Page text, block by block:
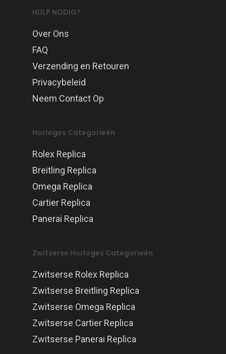
HULP NODIG?
Over Ons
FAQ
Verzending en Retouren
Privacybeleid
Neem Contact Op
Horloges Categorieën
Rolex Replica
Breitling Replica
Omega Replica
Cartier Replica
Panerai Replica
Zwitserse Horloges Categorieën
Zwitserse Rolex Replica
Zwitserse Breitling Replica
Zwitserse Omega Replica
Zwitserse Cartier Replica
Zwitserse Panerai Replica